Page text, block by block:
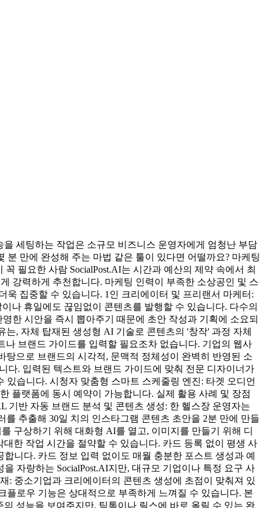
세팅하는 작업은 소규모 비즈니스 운영자에게 엄청난 부담
만에 완성해 주는 마법 같은 툴이 있다면 어떨까요? 마케팅
필요한 사람 SocialPost.AI는 시간과 예산의 제약 속에서 최
강력하게 추천합니다. 마케팅 인력이 부족한 소상공인 및 스
집중할 수 있습니다. 1인 크리에이터 및 프리랜서 마케터:
나 휴일에도 끊임없이 콘텐츠를 발행할 수 있습니다. 다수의
한 시안을 즉시 뽑아주기 때문에 초안 작성과 기획에 소요되
, 자체 탑재된 생성형 AI 기술로 콘텐츠의 '창작' 과정 자체
브랜드 가이드를 입력할 필요조차 없습니다. 기업의 웹사
탕으로 브랜드의 시각적, 문맥적 정체성이 완벽히 반영된 소
다. 입력된 텍스트와 브랜드 가이드에 맞춰 전문 디자이너가
습니다. 시청자 맞춤형 스마트 스케줄링 엔진: 타겟 오디언
플랫폼에 동시 예약이 가능합니다. 실제 활용 사례 및 장점
기반 자동 브랜드 분석 및 콘텐츠 생성: 한 헬스장 운영자는
추출해 30일 치의 인스타그램 콘텐츠 초안을 2분 만에 만들
구상하기 위해 대화형 AI를 열고, 이미지를 만들기 위해 디
한 작업 시간을 절약할 수 있습니다. 카드 등록 없이 평생 사
니다. 카드 정보 입력 없이도 매월 충분한 포스트 생성과 예
자랑하는 SocialPost.AI지만, 대규모 기업이나 특정 요구 사
: 중소기업과 크리에이터의 콘텐츠 생성에 초점이 맞춰져 있
로우 기능은 상대적으로 부족하게 느껴질 수 있습니다. 본
성능을 보여주지만, 틱톡이나 릴스에 바로 올릴 수 있는 완